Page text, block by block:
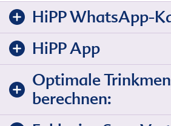
HiPP WhatsApp-
HiPP App
Optimale
berechnen: